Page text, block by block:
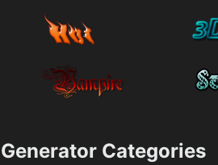
Generator Categories